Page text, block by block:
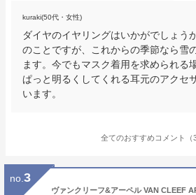
kuraki(50代・女性)
ダイヤのイヤリングはいかがでしょう
のことですが、これからの季節なら雪
ます。今でもマスク着用を求められる
ぱっと明るくしてくれる耳元のアクセ
います。
全てのおすすめコメント（3
no. 3